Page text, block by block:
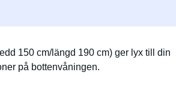
150 cm/längd 190 cm) ger lyx till din
på bottenvåningen.